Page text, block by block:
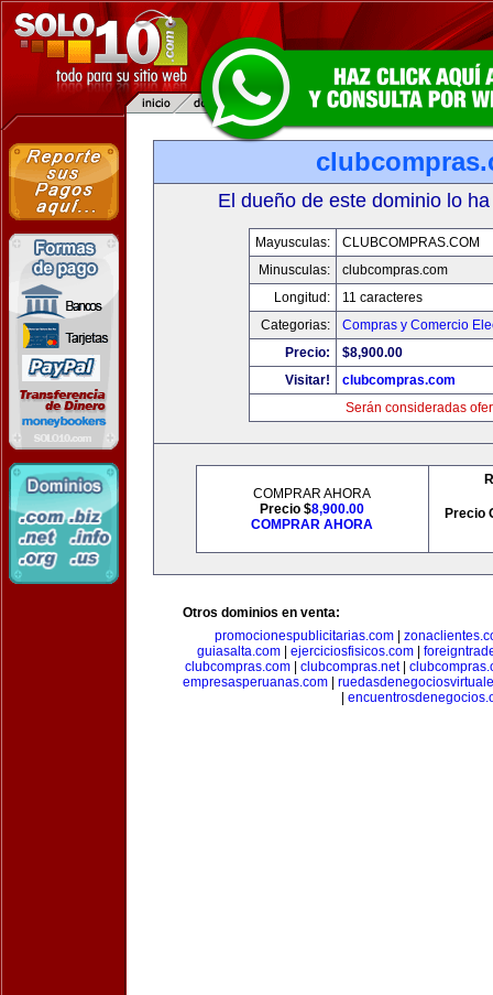
El dueño de este dominio lo
Mayusculas:
CLUBCOMPRAS.COM
Minusculas:
clubcompras.com
Longitud:
11 caracteres
Categorias:
Compras y Comercio
Precio:
$8,900.00
Visitar!
clubcompras.com
Serán consideradas
COMPRAR AHORA
Precio $8,900.00
COMPRAR AHORA
Precio
Otros dominios en venta:
promocionespublicitarias.com|
guiasalta.com
ejerciciosfisicos.com
clubcompras.com| clubcompras.net|
empresasperuanas.com